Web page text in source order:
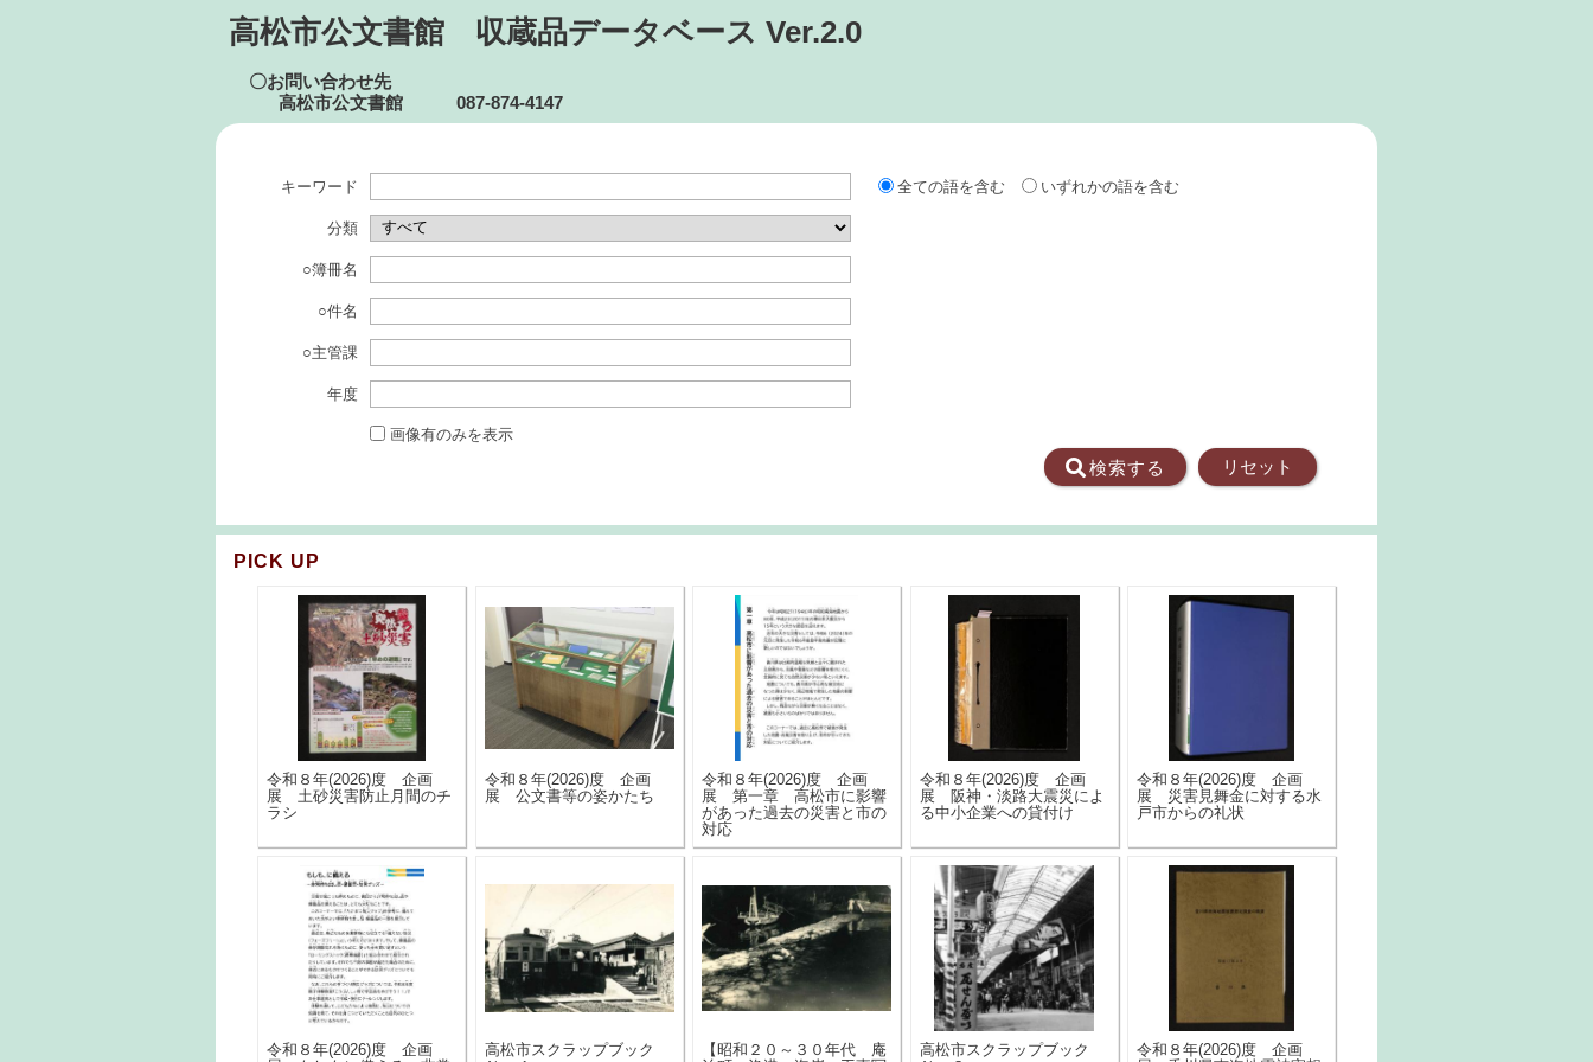
高松市公文書館 収蔵品データベース Ver.2.0
〇お問い合わせ先
高松市公文書館 087-874-4147
キーワード 全ての語を含む いずれかの語を含む
分類
○簿冊名
○件名
○主管課
年度
画像有のみを表示
検索する リセット
PICK UP
令和８年(2026)度 企画
展 土砂災害防止月間のチ
ラシ
令和８年(2026)度 企画
展 公文書等の姿かたち
令和８年(2026)度 企画
展 第一章 高松市に影響
があった過去の災害と市の
対応
令和８年(2026)度 企画
展 阪神・淡路大震災によ
る中小企業への貸付け
令和８年(2026)度 企画
展 災害見舞金に対する水
戸市からの礼状
令和８年(2026)度 企画
高松市スクラップブック
【昭和２０～３０年代 庵
高松市スクラップブック
令和８年(2026)度 企画